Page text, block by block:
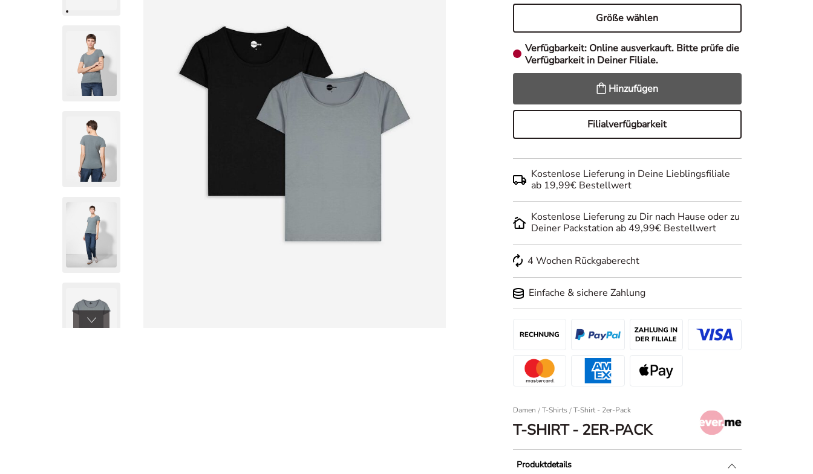
Größe wählen
Verfügbarkeit: Online ausverkauft. Bitte prüfe die
Verfügbarkeit in Deiner Filiale.
Hinzufügen
Filialverfügbarkeit
Kostenlose Lieferung in Deine Lieblingsfiliale
ab 19,99€ Bestellwert
Kostenlose Lieferung zu Dir nach Hause oder zu
Deiner Packstation ab 49,99€ Bestellwert
4 Wochen Rückgaberecht
Einfache & sichere Zahlung
Damen / T-Shirts T-Shirt - 2er-Pack
T-SHIRT - 2ER-PACK
Produktdetails